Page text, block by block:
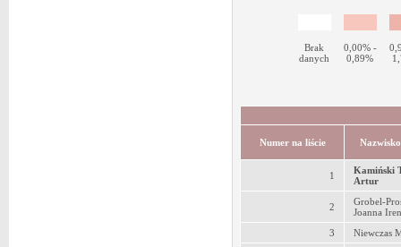
Brak
danych
0,00% -
0,89%
Numer na liście
1
Kamiński
Artur
2
Grobel-
Joanna
3
Niewczas